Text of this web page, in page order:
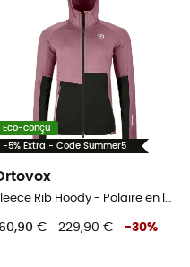
Eco-conçu
-5% Extra - Code Summer5
Fleece Rib Hoody - Polaire en laine mérinos femme
160,90 € 229,90 € -30%